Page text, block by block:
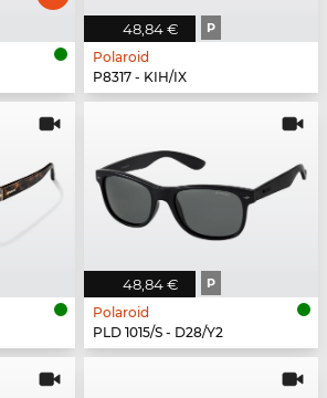
48,84 € P
Polaroid
P8317 - KIH/IX
48,84 € P
Polaroid
PLD 1015/S - D28/Y2